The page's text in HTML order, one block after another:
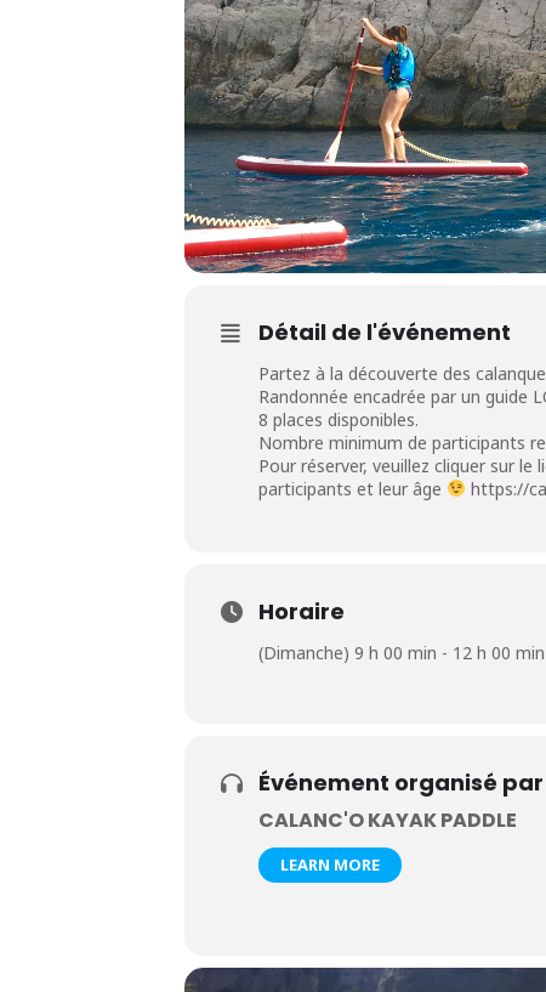
Détail de l'événement
Partez à la découverte des
Randonnée encadrée par un guide
8 places disponibles.
Nombre minimum de participants
Pour réserver, veuillez cliquer sur
participants et leur âge
https://
Horaire
(Dimanche) 9 h 00 min - 12 h 00 min
Événement organisé par
CALANC'O KAYAK PADDLE
LEARN MORE